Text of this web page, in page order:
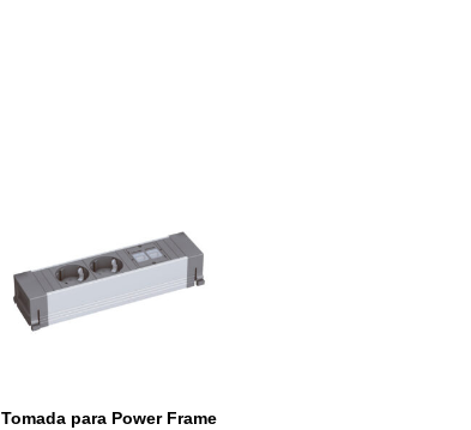
Tomada para Power Frame